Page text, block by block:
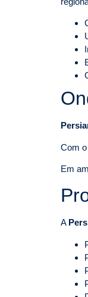
Com
Em
A